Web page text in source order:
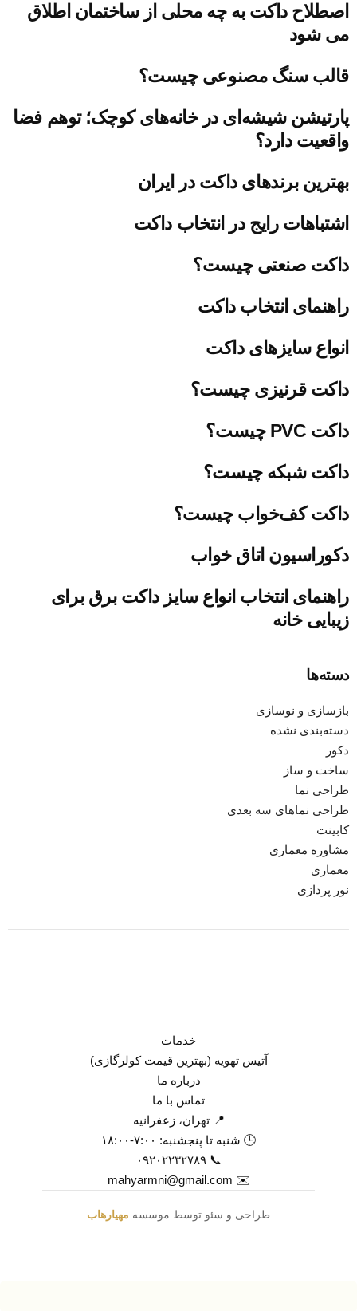
اصطلاح داکت به چه محلی از ساختمان اطلاق
می شود
قالب سنگ مصنوعی چیست؟
پارتیشن شیشه‌ای در خانه‌های کوچک؛ توهم فضا
واقعیت دارد؟
بهترین برندهای داکت در ایران
اشتباهات رایج در انتخاب داکت
داکت صنعتی چیست؟
راهنمای انتخاب داکت
انواع سایزهای داکت
داکت قرنیزی چیست؟
داکت PVC چیست؟
داکت شبکه چیست؟
داکت کف‌خواب چیست؟
دکوراسیون اتاق خواب
راهنمای انتخاب انواع سایز داکت برق برای
زیبایی خانه
دسته‌ها
بازسازی و نوسازی
دسته‌بندی نشده
دکور
ساخت و ساز
طراحی نما
طراحی نماهای سه بعدی
کابینت
مشاوره معماری
معماری
نور پردازی
خدمات
آتیس تهویه (بهترین قیمت کولرگازی)
درباره ما
تماس با ما
📍 تهران، زعفرانیه
🕒 شنبه تا پنجشنبه: ۷:۰۰-۱۸:۰۰
📞 ۰۹۲۰۲۲۳۲۷۸۹
✉️ mahyarmni@gmail.com
طراحی و سئو توسط موسسه مهیارهاب